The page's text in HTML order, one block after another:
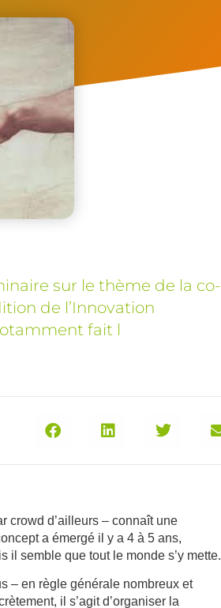
sur le thème de la co-
de l’Innovation
fait l
crowd d’ailleurs – connaît une
a émergé il y a 4 à 5 ans,
il semble que tout le monde s’y mette.
– en règle générale nombreux et
il s’agit d’organiser la